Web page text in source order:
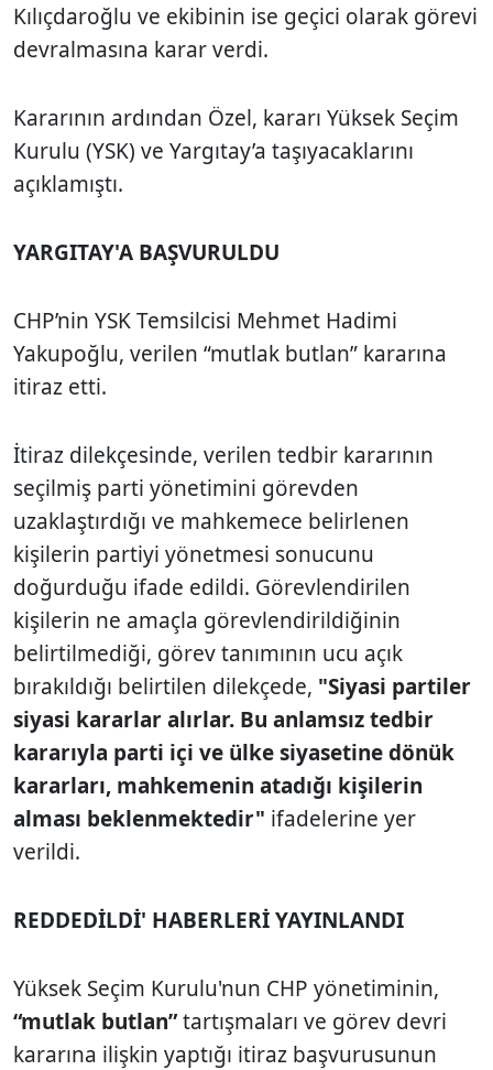
Kılıçdaroğlu ve ekibinin ise geçici olarak görevi
devralmasına karar verdi.
Kararının ardından Özel, kararı Yüksek Seçim
Kurulu (YSK) ve Yargıtay’a taşıyacaklarını
açıklamıştı.
YARGITAY'A BAŞVURULDU
CHP’nin YSK Temsilcisi Mehmet Hadimi
Yakupoğlu, verilen “mutlak butlan” kararına
itiraz etti.
İtiraz dilekçesinde, verilen tedbir kararının
seçilmiş parti yönetimini görevden
uzaklaştırdığı ve mahkemece belirlenen
kişilerin partiyi yönetmesi sonucunu
doğurduğu ifade edildi. Görevlendirilen
kişilerin ne amaçla görevlendirildiğinin
belirtilmediği, görev tanımının ucu açık
bırakıldığı belirtilen dilekçede, "Siyasi partiler
siyasi kararlar alırlar. Bu anlamsız tedbir
kararıyla parti içi ve ülke siyasetine dönük
kararları, mahkemenin atadığı kişilerin
alması beklenmektedir" ifadelerine yer
verildi.
REDDEDİLDİ' HABERLERİ YAYINLANDI
Yüksek Seçim Kurulu'nun CHP yönetiminin,
“mutlak butlan”tartışmaları ve görev devri
kararına ilişkin yaptığı itiraz başvurusunun